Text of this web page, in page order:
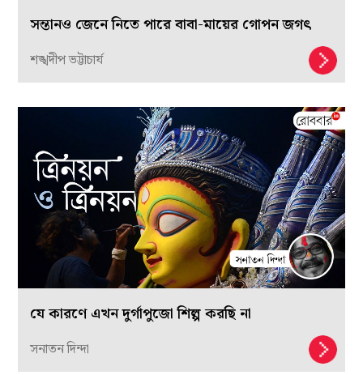
সন্তানও জেনে নিতে পারে বাবা-মায়ের গোপন জগৎ
শঙ্খদীপ ভট্টাচার্য
যে কারণে এখন দুর্গাপুজো শিল্প করছি না
সনাতন দিন্দা